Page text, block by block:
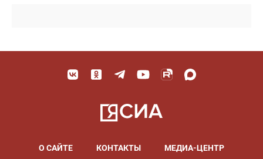
О САЙТЕ КОНТАКТЫ
МЕДИА-ЦЕНТР